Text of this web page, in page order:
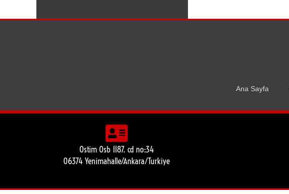
Ana Sayfa
Ostim Osb 1187. cd no:34
06374 Yenimahalle/Ankara/Turkiye